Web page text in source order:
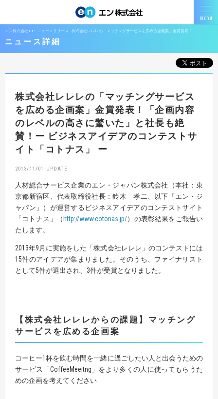
エン株式会社TOP ニュースリリース 株式会社レレレの「マッチングサービスを広める企画案」金賞発表！
ニュース詳細
株式会社レレレの「マッチングサービス
を広める企画案」金賞発表！「企画内容
のレベルの高さに驚いた」と社長も絶
賛！ー ビジネスアイデアのコンテストサ
イト「コトナス」 ー
2013/11/01
人材総合サービス企業のエン・ジャパン株式会社（本社：東
京都新宿区、代表取締役社長：鈴木 孝二、以下「エン・ジ
ャパン」）が運営するビジネスアイデアのコンテストサイト
「コトナス」（ http://www.cotonas.jp/）の表彰結果をご報告い
たします。
2013年9月に実施をした「株式会社レレレ」のコンテストには
15件のアイデアが集まりました。そのうち、ファイナリスト
として5件が選出され、3件が受賞となりました。
【株式会社レレレからの課題】マッチング
サービスを広める企画案
コーヒー1杯を飲む時間を一緒に過ごしたい人と出会うための
サービス「CoffeeMeeitng」をより多くの人に使ってもらうた
めの企画を考えてください